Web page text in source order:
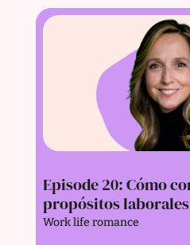
Episode 20: Cómo
propósitos laborales
Work life romance